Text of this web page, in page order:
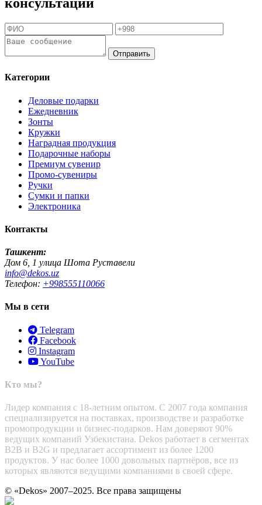
Отправить
Категории
Деловые подарки
Ежедневник
Зонты
Кружки
Наградная продукция
Подарочные наборы
Премиум сувенир
Промо-сувениры
Ручки
Сумки и папки
Электроника
Контакты
Ташкент:
Дом 6, 1 улица Шота Руставели
info@dekos.uz
Телефон: +998555110066
Мы в сети
Telegram
Facebook
Instagram
YouTube
Кто мы?
Лидер компания с 18-летним опытом. С 2007 года компания
специализируется на поставках, производстве и разработке
промопродукции и бизнес-подарков. Нам доверяют 90%
ведущих компаний Узбекистана. Dekos работает в сегментах
B2B и B2G и предлагает ассортимент из более 1200
продуктов. У нас более 1000 довольных партнёров, все из
которых являются ведущими компаниями в своей сфере.
© «Dekos» 2007–2025. Все права защищены